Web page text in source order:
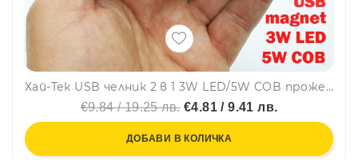
Хай-Тек USB челник 2 в 1 3W LED/5W COB прожектор-лампа и магнитно закачане
€9.84 / 19.25 лв.€4.81 / 9.41 лв.
ДОБАВИ В КОЛИЧКА